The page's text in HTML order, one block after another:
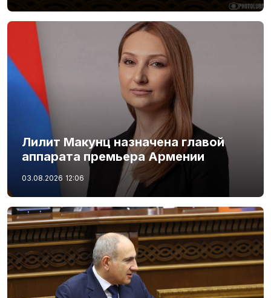
Лилит Макунц назначена главой
аппарата премьера Армении
03.08.2026 12:06